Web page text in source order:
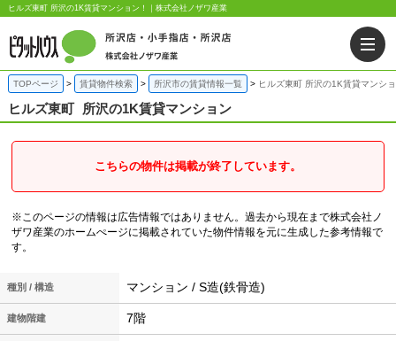
ヒルズ東町 所沢の1K賃貸マンション！｜株式会社ノザワ産業
TOPページ 賃貸物件検索 所沢市の賃貸情報一覧 ヒルズ東町 所沢の1K賃貸マンシ
ヒルズ東町 所沢の1K賃貸マンション
こちらの物件は掲載が終了しています。
※このページの情報は広告情報ではありません。過去から現在まで株式会社ノ
ザワ産業のホームぺージに掲載されていた物件情報を元に生成した参考情報で
す。
種別 / 構造 マンション / S造(鉄骨造)
建物階建 7階